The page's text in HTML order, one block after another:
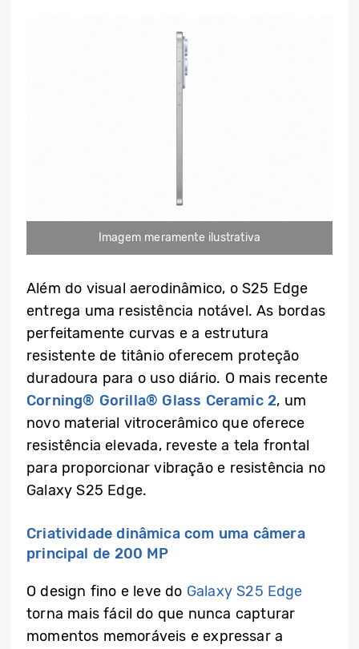
Imagem meramente ilustrativa
Além do visual aerodinâmico, o S25 Edge
entrega uma resistência notável. As bordas
perfeitamente curvas e a estrutura
resistente de titânio oferecem proteção
duradoura para o uso diário. O mais recente
Corning® Gorilla® Glass Ceramic 2, um
novo material vitrocerâmico que oferece
resistência elevada, reveste a tela frontal
para proporcionar vibração e resistência no
Galaxy S25 Edge.
Criatividade dinâmica com uma câmera
principal de 200 MP
O design fino e leve do Galaxy S25 Edge
torna mais fácil do que nunca capturar
momentos memoráveis e expressar a